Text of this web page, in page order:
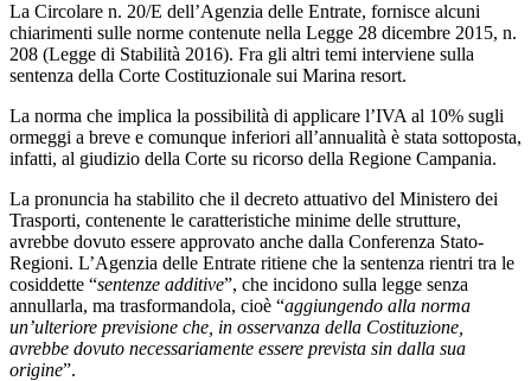
La Circolare n. 20/E dell’Agenzia delle Entrate, fornisce alcuni
chiarimenti sulle norme contenute nella Legge 28 dicembre 2015, n.
208 (Legge di Stabilità 2016). Fra gli altri temi interviene sulla
sentenza della Corte Costituzionale sui Marina resort.
La norma che implica la possibilità di applicare l’IVA al 10% sugli
ormeggi a breve e comunque inferiori all’annualità è stata sottoposta,
infatti, al giudizio della Corte su ricorso della Regione Campania.
La pronuncia ha stabilito che il decreto attuativo del Ministero dei
Trasporti, contenente le caratteristiche minime delle strutture,
avrebbe dovuto essere approvato anche dalla Conferenza Stato-
Regioni. L’Agenzia delle Entrate ritiene che la sentenza rientri tra le
cosiddette “sentenze additive”, che incidono sulla legge senza
annullarla, ma trasformandola, cioè “aggiungendo alla norma
un’ulteriore previsione che, in osservanza della Costituzione,
avrebbe dovuto necessariamente essere prevista sin dalla sua
origine”.